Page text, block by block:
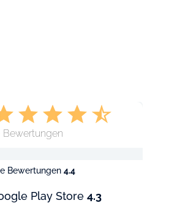
Bewertungen 4.4
Play Store 4.3
Bewertungen